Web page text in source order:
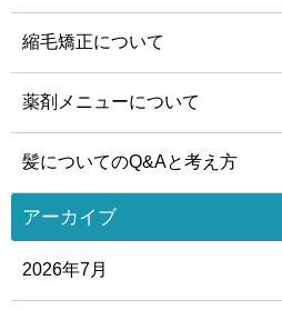
縮毛矯正について
薬剤メニューについて
髪についてのQ&Aと考え方
アーカイブ
2026年7月